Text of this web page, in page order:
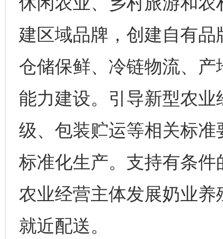
建区域品牌，创建自有
仓储保鲜、冷链物流、
能力建设。引导新型农
级、包装贮运等相关标
标准化生产。支持有条
农业经营主体发展奶业
就近配送。